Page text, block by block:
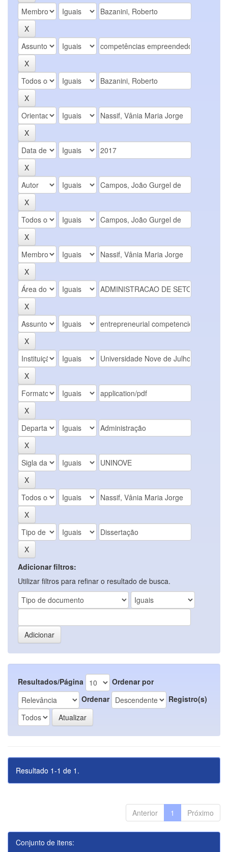
Adicionar filtros:
Utilizar filtros para refinar o resultado de busca.
Resultados/Página
Ordenar por
Ordenar
Registro(s)
Resultado 1-1 de 1.
Anterior 1 Próximo
Conjunto de itens: